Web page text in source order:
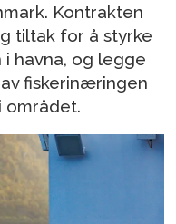
Kontrakten
tiltak for å styrke
havna, og legge
fiskerinæringen
området.